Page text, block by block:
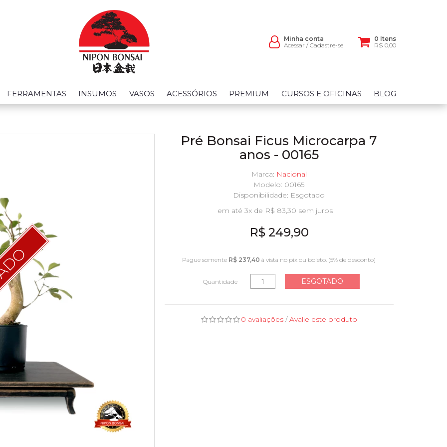
Minha conta
Acessar / Cadastre-se
0 Itens
R$ 0,00
FERRAMENTAS INSUMOS VASOS ACESSÓRIOS PREMIUM CURSOS E OFICINAS BLOG
Pré Bonsai Ficus Microcarpa 7
anos - 00165
Marca: Nacional
Modelo: 00165
Disponibilidade: Esgotado
R$ 249,90
em até 3x de R$ 83,30 sem juros
Pague somente R$ 237,40 à vista no pix ou boleto. (5% de desconto)
Quantidade ESGOTADO
0 avaliações/Avalie este produto